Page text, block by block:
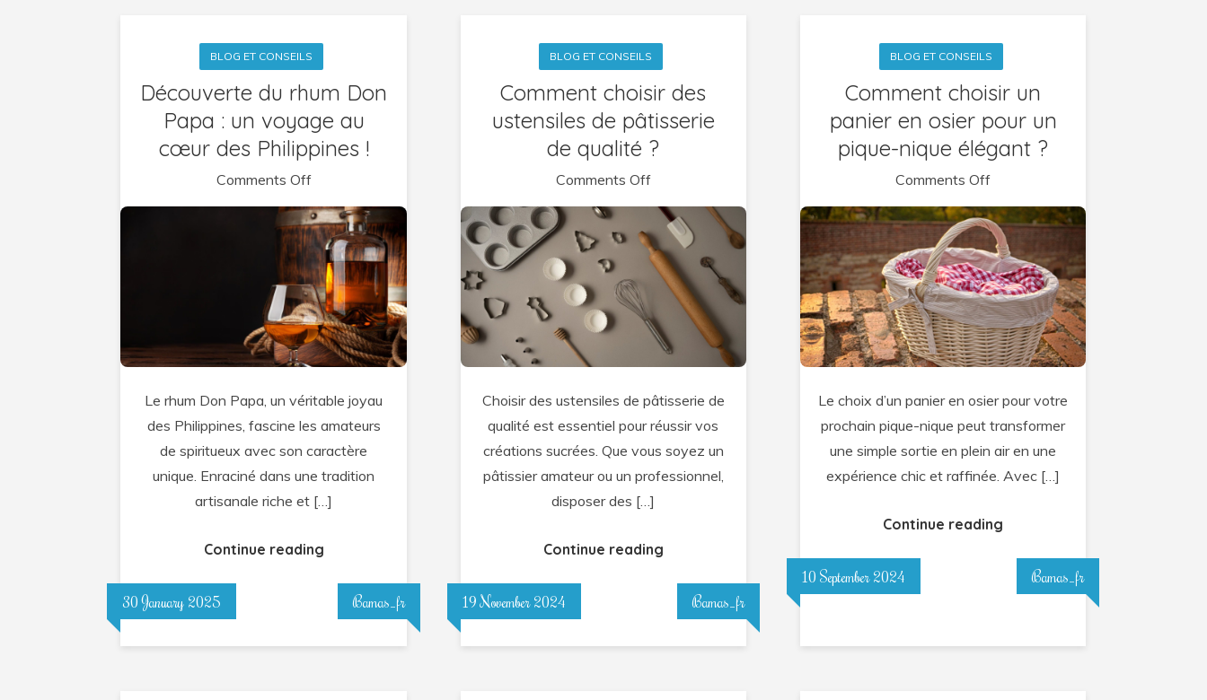
BLOG ET CONSEILS
Découverte du rhum Don
Papa : un voyage au
cœur des Philippines !
Comments Offon
Découverte
du
rhum
Don
Papa
:
un
au
cœur
des
Philippines
Le rhum Don Papa, un véritable joyau
des Philippines, fascine les amateurs
de spiritueux avec son caractère
unique. Enraciné dans une tradition
artisanale riche et […]
Continue reading
30 January 2025 Bamas_fr
BLOG ET CONSEILS
Comment choisir des
ustensiles de pâtisserie
de qualité ?
Comments Offon
Comment
choisir
des
ustensiles
pâtisserie
de
?
Choisir des ustensiles de pâtisserie de
qualité est essentiel pour réussir vos
créations sucrées. Que vous soyez un
pâtissier amateur ou un professionnel,
disposer des […]
Continue reading
19 November 2024 Bamas_fr
BLOG ET CONSEILS
Comment choisir un
panier en osier pour un
pique-nique élégant ?
Comments Offon
Comment
choisir
un
panier
en
osier
pour
pique-
nique
élégant
?
Le choix d’un panier en osier pour votre
prochain pique-nique peut transformer
une simple sortie en plein air en une
expérience chic et raffinée. Avec […]
Continue reading
10 September 2024 Bamas_fr